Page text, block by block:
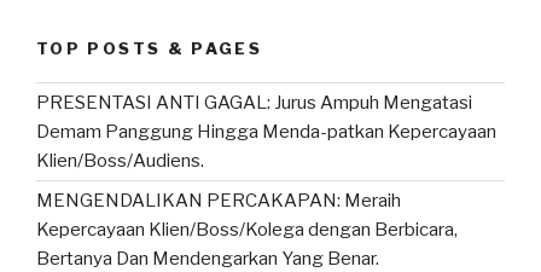
k
TOP POSTS & PAGES
PRESENTASI ANTI GAGAL: Jurus Ampuh Mengatasi
Demam Panggung Hingga Menda-patkan Kepercayaan
Klien/Boss/Audiens.
MENGENDALIKAN PERCAKAPAN: Meraih
Kepercayaan Klien/Boss/Kolega dengan Berbicara,
Bertanya Dan Mendengarkan Yang Benar.